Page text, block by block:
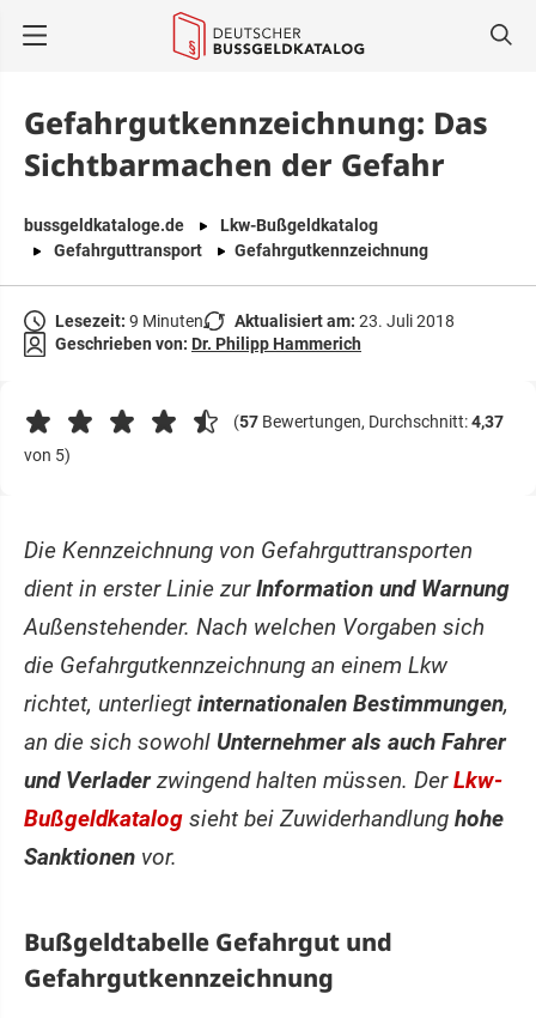
Gefahrgutkennzeichnung: Das
Sichtbarmachen der Gefahr
bussgeldkataloge.de
Lkw-Bußgeldkatalog
Gefahrguttransport
Gefahrgutkennzeichnung
Lesezeit: 9 Minuten Aktualisiert am: 23. Juli 2018
Geschrieben von: Dr. Philipp Hammerich
(57 Bewertungen, Durchschnitt:4,37
von 5)
Die Kennzeichnung von Gefahrguttransporten
dient in erster Linie zurInformation und Warnung
Außenstehender. Nach welchen Vorgaben sich
die Gefahrgutkennzeichnung an einem Lkw
richtet, unterliegt internationalen Bestimmungen,
an die sich sowohl Unternehmer als auch Fahrer
und Verladerzwingend halten müssen. DerLkw-
Bußgeldkatalog sieht bei Zuwiderhandlung hohe
Sanktionen vor.
Bußgeldtabelle Gefahrgut und
Gefahrgutkennzeichnung